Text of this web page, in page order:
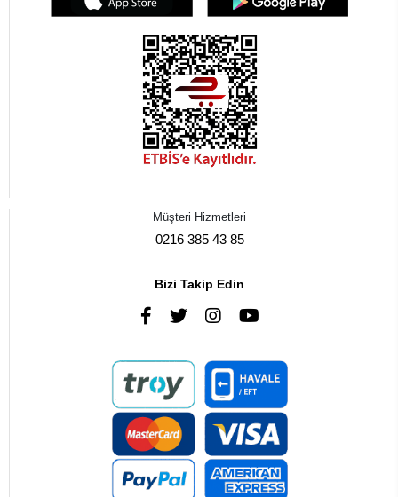
Müşteri Hizmetleri
0216 385 43 85
Bizi Takip Edin